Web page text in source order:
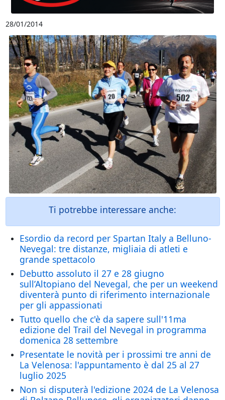
28/01/2014
Ti potrebbe interessare anche:
Esordio da record per Spartan Italy a Belluno-
Nevegal: tre distanze, migliaia di atleti e
grande spettacolo
Debutto assoluto il 27 e 28 giugno
sull’Altopiano del Nevegal, che per un weekend
diventerà punto di riferimento internazionale
per gli appassionati
Tutto quello che c'è da sapere sull'11ma
edizione del Trail del Nevegal in programma
domenica 28 settembre
Presentate le novità per i prossimi tre anni de
La Velenosa: l'appuntamento è dal 25 al 27
luglio 2025
Non si disputerà l'edizione 2024 de La Velenosa